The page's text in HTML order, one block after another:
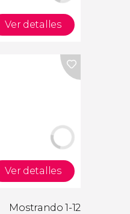
Ver detalles
Ver detalles
Mostrando 1-12